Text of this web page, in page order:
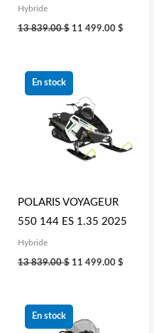
Hybride
13 839.00$ 11 499.00 $
En stock
POLARIS VOYAGEUR
550 144 ES 1.35 2025
Hybride
13 839.00$
Le
initial
était :
13 839.00 $.
11 499.00 $
En stock
Le
initial